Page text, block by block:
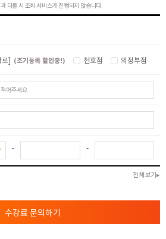
다를 시 조회 서비스가 진행되지 않습니다.
] (조기등록 할인중!) 천호점 의정부점
- -
전체보기
수강료 문의하기